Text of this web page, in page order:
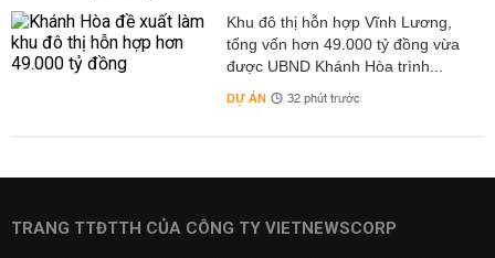
Khu đô thị hỗn hợp Vĩnh Lương,
tổng vốn hơn 49.000 tỷ đồng vừa
được UBND Khánh Hòa trình...
DỰ ÁN 32 phút trước
TRANG TTĐTTH CỦA CÔNG TY VIETNEWSCORP